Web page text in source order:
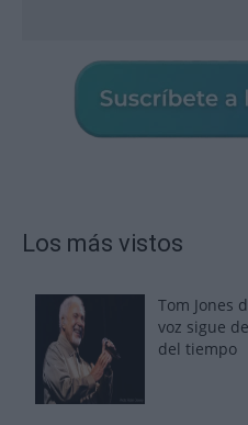
Los más vistos
Tom Jones
voz sigue
del tiempo